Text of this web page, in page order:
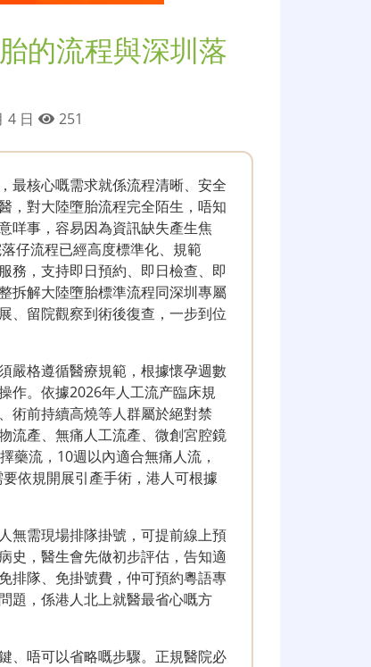
的流程與深圳落
4 日 251
最核心嘅需求就係流程清晰、安全
，對大陸墮胎流程完全陌生，唔知
咩事，容易因為資訊缺失產生焦
仔流程已經高度標準化、規範
務，支持即日預約、即日檢查、即
拆解大陸墮胎標準流程同深圳專屬
、留院觀察到術後復查，一步到位
嚴格遵循醫療規範，根據懷孕週數
作。依據2026年人工流产臨床規
術前持續高燒等人群屬於絕對禁
流產、無痛人工流產、微創宮腔鏡
藥流，10週以內適合無痛人流，
依規開展引產手術，港人可根據
無需現場排隊掛號，可提前線上預
史，醫生會先做初步評估，告知適
排隊、免掛號費，仲可預約粵語專
題，係港人北上就醫最省心嘅方
、唔可以省略嘅步驟。正規醫院必